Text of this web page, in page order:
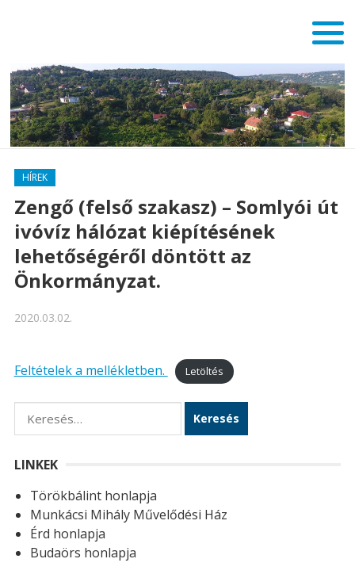
HÍREK
Zengő (felső szakasz) – Somlyói út
ivóvíz hálózat kiépítésének
lehetőségéről döntött az
Önkormányzat.
2020.03.02.
Feltételek a mellékletben. Letöltés
e
s
é
s
LINKEK
Törökbálint honlapja
Munkácsi Mihály Művelődési Ház
Érd honlapja
Budaörs honlapja